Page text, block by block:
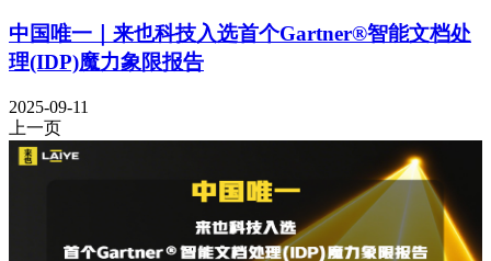
中国唯一｜来也科技入选首个Gartner®智能文档处
理(IDP)魔力象限报告
2025-09-11
上一页